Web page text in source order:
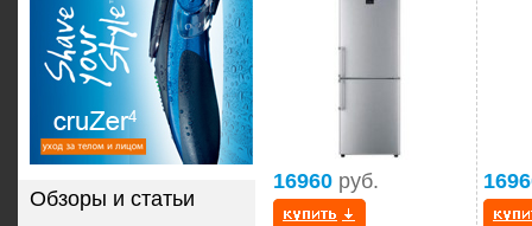
16960 руб.
Обзоры и статьи